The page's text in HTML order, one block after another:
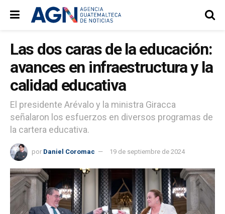
Las dos caras de la educación:
avances en infraestructura y la
calidad educativa
El presidente Arévalo y la ministra Giracca
señalaron los esfuerzos en diversos programas de
la cartera educativa.
por Daniel Coromac 19 de septiembre de 2024